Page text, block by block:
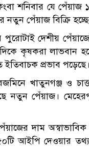
শনিবার যে পেঁয়াজ
পেঁয়াজ বিক্রি
দেশীয়
কৃষকরা লাভবান
ইতিবাচক প্রভাব পড়েছে।
খাতুনগঞ্জ ও
নতুন পেঁয়াজ।
দাম
আইপি দেওয়ার তথ্য